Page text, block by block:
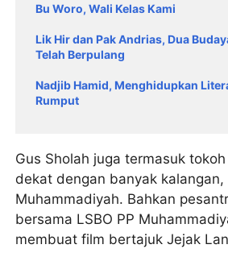
Bu Woro, Wali Kelas Kami
Lik Hir dan Pak Andrias, Dua
Telah Berpulang
Nadjib Hamid, Menghidupkan
Rumput
Gus Sholah juga termasuk
dekat dengan banyak
Muhammadiyah. Bahkan
bersama LSBO PP
membuat film bertajuk Jejak